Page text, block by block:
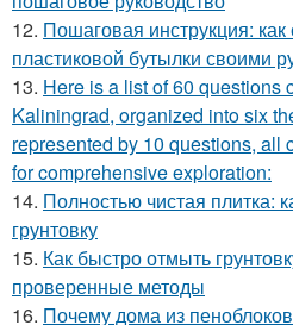
12. Пошаговая инструкция: как
пластиковой бутылки своими
13. Here is a list of 60 questions
Kaliningrad, organized into six
represented by 10 questions, all
for comprehensive exploration:
14. Полностью чистая плитка:
грунтовку
15. Как быстро отмыть
проверенные методы
16. Почему дома из